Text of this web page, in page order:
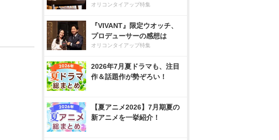
オリコンタイアップ特集
『VIVANT』限定ウオッチ、
プロデューサーの感想は
オリコンタイアップ特集
2026年7月夏ドラマも、注目
作＆話題作が勢ぞろい！
【夏アニメ2026】7月期夏の
新アニメを一挙紹介！